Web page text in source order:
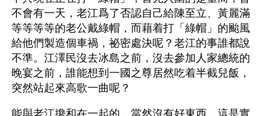
不會有一天，老江爲了否認自己給陳至立、黃麗滿
等等等等的老公戴綠帽，而藉着打「綠帽」的颱風
給他們製造個車禍，祕密處決呢？老江的事誰都說
不準。江澤民沒去冰島之前，沒去參加人家總統的
晚宴之前，誰能想到一國之尊居然吃着半截兒飯，
突然站起來高歌一曲呢？
能與老江攙和在一起的，當然沒有好東西，這是實